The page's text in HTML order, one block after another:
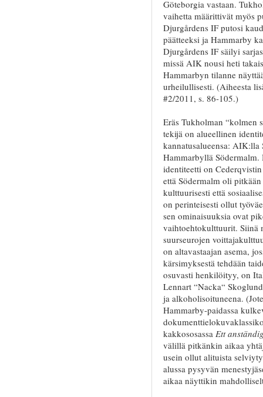
Göteborgia vastaan.
vaihetta määrittivät myös
Djurgårdens IF putosi
päätteeksi ja Hammarby
Djurgårdens IF säilyi
missä AIK nousi heti
Hammarbyn tilanne
urheilullisesti. (Aiheesta
#2/2011, s. 86-105.)
Eräs Tukholman “kolmen
tekijä on alueellinen
kannatusalueensa:
Hammarbyllä
identiteetti on
että Södermalm oli
kulttuurisesti että
on perinteisesti ollut
sen ominaisuuksia ovat
vaihtoehtokulttuurit. Siinä
suurseurojen
on altavastaajan asema,
kärsimyksestä tehdään
osuvasti henkilöityy, on
Lennart “Nacka“
ja alkoholisoituneena.
Hammarby-paidassa
kakkososassa Ett
välillä pitkänkin aikaa
usein ollut alituista
alussa pysyvän
aikaa näyttikin